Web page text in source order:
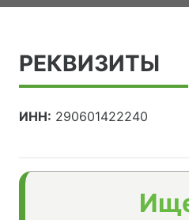
РЕКВИЗИТЫ
ИНН: 290601422240